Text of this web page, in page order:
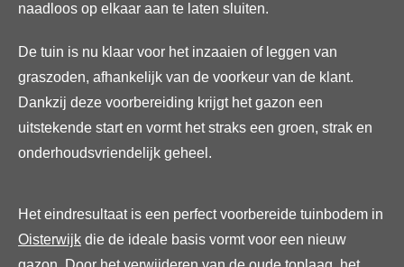
naadloos op elkaar aan te laten sluiten.
De tuin is nu klaar voor het inzaaien of leggen van
graszoden, afhankelijk van de voorkeur van de klant.
Dankzij deze voorbereiding krijgt het gazon een
uitstekende start en vormt het straks een groen, strak en
onderhoudsvriendelijk geheel.
Het eindresultaat is een perfect voorbereide tuinbodem in
Oisterwijk die de ideale basis vormt voor een nieuw